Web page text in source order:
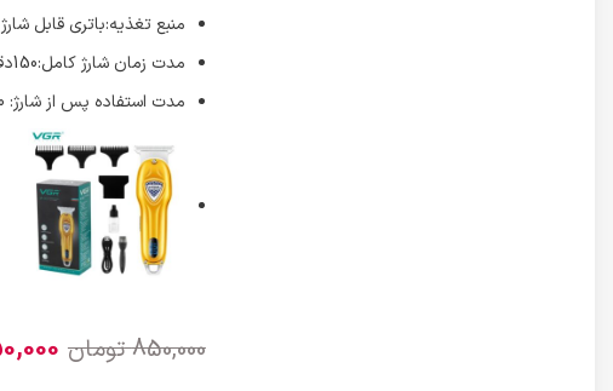
منبع تغذیه:باتری قابل
مدت زمان شارژ کامل:150دقیقه
مدت استفاده پس از شارژ: 100دقیقه
850,000 تومان